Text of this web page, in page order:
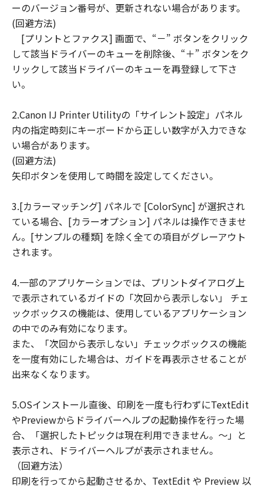
一切の責任を負いません。
ユーザーは、日本国政府または該当国の政
府より必要な許可等を得ることなしに、本
ソフトウェアの全部または一部を、直接ま
たは間接に輸出してはなりません。
ーのバージョン番号が、更新されない場合があります。
(回避方法)
[プリントとファクス] 画面で、“－” ボタンをクリック
して該当ドライバーのキューを削除後、“＋” ボタンをク
リックして該当ドライバーのキューを再登録して下さ
い。
2.Canon IJ Printer Utilityの「サイレント設定」パネル
内の指定時刻にキーボードから正しい数字が入力できな
い場合があります。
(回避方法)
矢印ボタンを使用して時間を設定してください。
3.[カラーマッチング] パネルで [ColorSync] が選択され
ている場合、[カラーオプション] パネルは操作できませ
ん。[サンプルの種類] を除く全ての項目がグレーアウト
されます。
4.一部のアプリケーションでは、プリントダイアログ上
で表示されているガイドの「次回から表示しない」 チェ
ックボックスの機能は、使用しているアプリケーション
の中でのみ有効になります。
また、「次回から表示しない」チェックボックスの機能
を一度有効にした場合は、ガイドを再表示させることが
出来なくなります。
5.OSインストール直後、印刷を一度も行わずにTextEdit
やPreviewからドライバーヘルプの起動操作を行った場
合、「選択したトピックは現在利用できません。～」と
表示され、ドライバーヘルプが表示されません。
（回避方法）
印刷を行ってから起動させるか、TextEdit や Preview 以